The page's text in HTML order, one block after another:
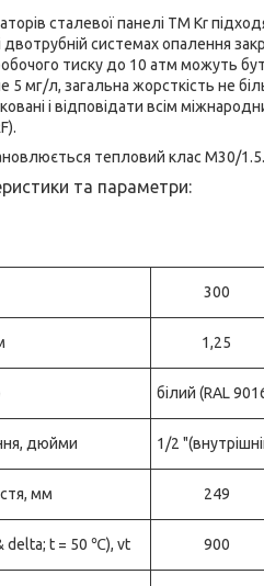
сталевої панелі TM Kr
двотрубній системах опалення
тиску до 10 атм можуть
5 мг/л, загальна жорсткість не
і відповідати всім
тепловий клас M30/1.5.
та параметри:
300
1,25
білий (RAL
дюйми 1/2
мм 249
delta; t = 50 ℃), vt 900